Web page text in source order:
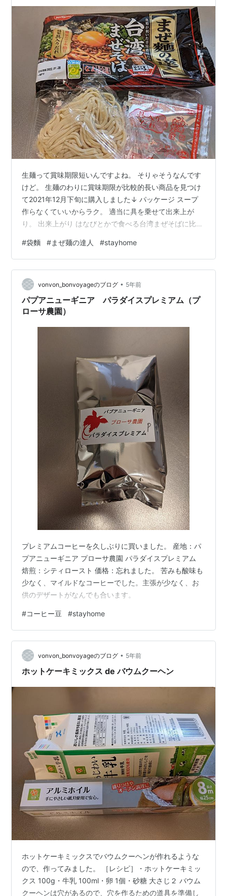
生麺って賞味期限短いんですよね。 そりゃそうなんです
けど。 生麺のわりに賞味期限が比較的長い商品を見つけ
て2021年12月下旬に購入しました↓ パッケージ スープ
作らなくていいからラク。 適当に具を乗せて出来上が
り。 出来上がり はなびとかで食べる台湾まぜそばに比べ
る。美味しかったです。
#袋麵 #まぜ麺の達人 #stayhome
vonvon_bonvoyageのブログ • 5年前
パプアニューギニア パラダイスプレミアム（プ
ローサ農園）
プレミアムコーヒーを久しぶりに買いました。 産地：パ
プアニューギニア プローサ農園 パラダイスプレミアム
焙煎：シティロースト 価格：忘れました。 苦みも酸味も
少なく、マイルドなコーヒーでした。主張が少なく、お
供のデザートがなんでも合います。
#コーヒー豆 #stayhome
vonvon_bonvoyageのブログ • 5年前
ホットケーキミックス de バウムクーヘン
ホットケーキミックスでバウムクーヘンが作れるような
ので、作ってみました。 ［レシピ］・ホットケーキミッ
クス 100g・牛乳 100ml・卵 1個・砂糖 大さじ２ バウム
クーヘンは穴があるので、穴を作るための道具を準備し